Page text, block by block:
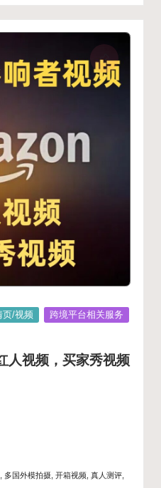
页/视频
跨境平台相关服务
人视频，买家秀视频
多国外模拍摄 ,开箱视频 ,真人测评